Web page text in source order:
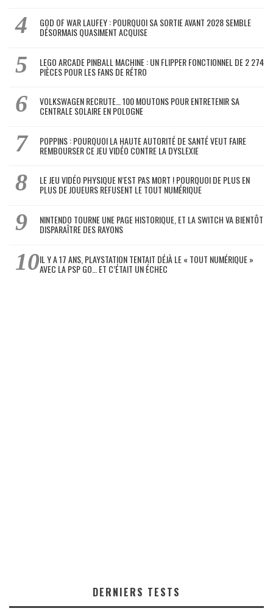
GOD OF WAR LAUFEY : POURQUOI SA SORTIE AVANT 2028 SEMBLE
DÉSORMAIS QUASIMENT ACQUISE
LEGO ARCADE PINBALL MACHINE : UN FLIPPER FONCTIONNEL DE 2 274
PIÈCES POUR LES FANS DE RÉTRO
VOLKSWAGEN RECRUTE… 100 MOUTONS POUR ENTRETENIR SA
CENTRALE SOLAIRE EN POLOGNE
POPPINS : POURQUOI LA HAUTE AUTORITÉ DE SANTÉ VEUT FAIRE
REMBOURSER CE JEU VIDÉO CONTRE LA DYSLEXIE
LE JEU VIDÉO PHYSIQUE N’EST PAS MORT ! POURQUOI DE PLUS EN
PLUS DE JOUEURS REFUSENT LE TOUT NUMÉRIQUE
NINTENDO TOURNE UNE PAGE HISTORIQUE, ET LA SWITCH VA BIENTÔT
DISPARAÎTRE DES RAYONS
IL Y A 17 ANS, PLAYSTATION TENTAIT DÉJÀ LE « TOUT NUMÉRIQUE »
AVEC LA PSP GO… ET C’ÉTAIT UN ÉCHEC
DERNIERS TESTS